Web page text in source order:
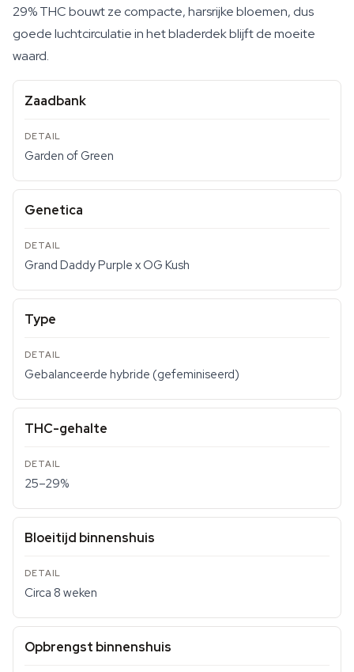
29% THC bouwt ze compacte, harsrijke bloemen, dus
goede luchtcirculatie in het bladerdek blijft de moeite
waard.
Zaadbank
Garden of Green
Genetica
Grand Daddy Purple x OG Kush
Type
Gebalanceerde hybride (gefeminiseerd)
THC-gehalte
25–29%
Bloeitijd binnenshuis
Circa 8 weken
Opbrengst binnenshuis